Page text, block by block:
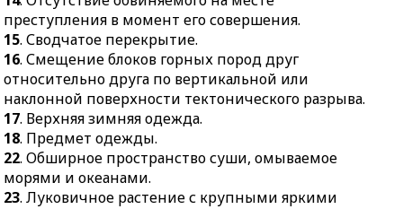
преступления в момент его совершения.
15. Сводчатое перекрытие.
16. Смещение блоков горных пород друг
относительно друга по вертикальной или
наклонной поверхности тектонического разрыва.
17. Верхняя зимняя одежда.
18. Предмет одежды.
22. Обширное пространство суши, омываемое
морями и океанами.
23. Луковичное растение с крупными яркими